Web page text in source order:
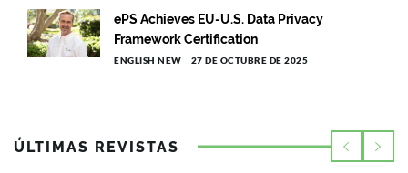
ePS Achieves EU-U.S. Data Privacy
Framework Certification
ENGLISH NEW 27 DE OCTUBRE DE 2025
ÚLTIMAS REVISTAS